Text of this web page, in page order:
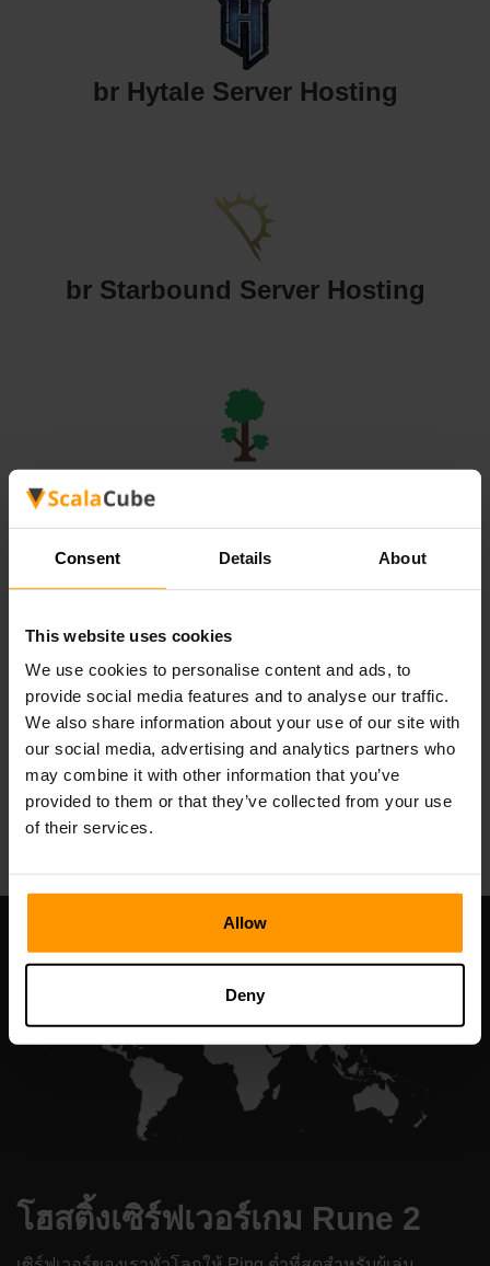
Consent Details About
This website uses cookies
We use cookies to personalise content and ads, to
provide social media features and to analyse our traffic.
We also share information about your use of our site with
our social media, advertising and analytics partners who
may combine it with other information that you’ve
provided to them or that they’ve collected from your use
of their services.
Allow
Deny
br Hytale Server Hosting
br Starbound Server Hosting
br Terraria Server Hosting
br Valheim Server Hosting
All Games
โฮสติ้งเซิร์ฟเวอร์เกม Rune 2